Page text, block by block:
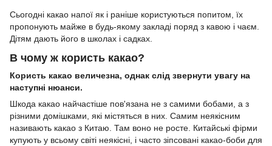
Сьогодні какао напої як і раніше користуються попитом, їх
пропонують майже в будь-якому закладі поряд з кавою і чаєм.
Дітям дають його в школах і садках.
В чому ж користь какао?
Користь какао величезна, однак слід звернути увагу на
наступні нюанси.
Шкода какао найчастіше пов'язана не з самими бобами, а з
різними домішками, які містяться в них. Самим неякісним
називають какао з Китаю. Там воно не росте. Китайські фірми
купують у всьому світі неякісні, і часто зіпсовані какао-боби для